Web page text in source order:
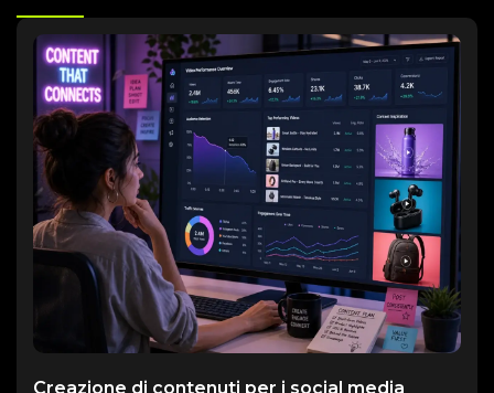
Creazione di contenuti per i social media